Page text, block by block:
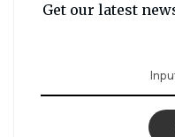
Get our latest